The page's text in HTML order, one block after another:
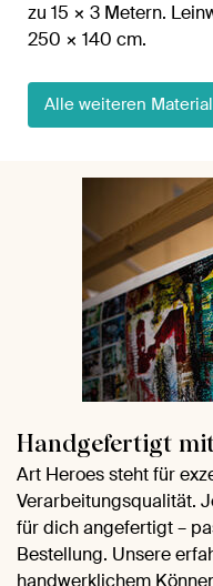
zu 15 × 3 Metern.
250 × 140 cm.
Alle weiteren
Handgefertigt
Art Heroes steht für
Verarbeitungsqualität.
für dich angefertigt –
Bestellung. Unsere